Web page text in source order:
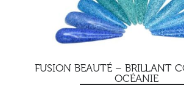
FUSION BEAUTÉ – BRILLANT
OCÉANIE